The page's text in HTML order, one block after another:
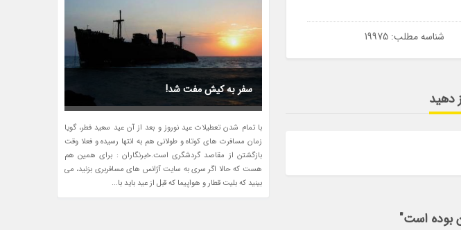
شناسه مطلب: 19975
سفر به کیش مفت شد!
با تمام شدن تعطیلات عید نوروز و بعد از آن عید سعید فطر، گویا
زمان مسافرت های کوتاه و طولانی هم به انتها رسیده و فعلا وقت
بازگشتن از مقاصد گردشگری است.خبرنگاران : برای همین هم
هست که حالا اگر سری به سایت آژانس های مسافربری بزنید، می
بینید که بلیت قطار و هواپیما که قبل از عید باید با...